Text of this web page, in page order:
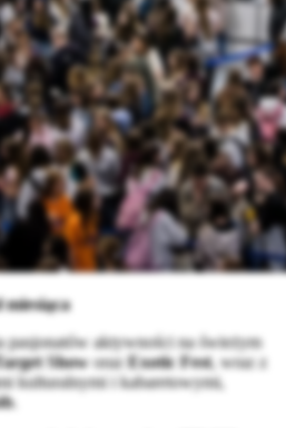
miesiąca
pasjonatów aktywności na świeżym
ShoworazExotic Fest, wraz z
kulturalnymi i kabaretowymi,
.